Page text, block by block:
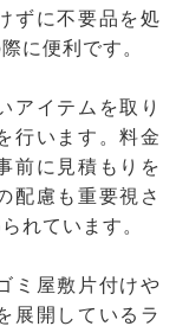
ずに不要品を処
に便利です。
アイテムを取り
行います。料金
前に見積もりを
配慮も重要視さ
れています。
ミ屋敷片付けや
展開しているラ